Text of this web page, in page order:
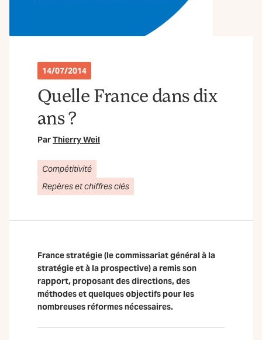
14/07/2014
Quelle France dans dix
ans ?
ParThierry Weil
Compétitivité
Repères et chiffres clés
France stratégie (le commissariat général à la
stratégie et à la prospective) a remis son
rapport, proposant des directions, des
méthodes et quelques objectifs pour les
nombreuses réformes nécessaires.